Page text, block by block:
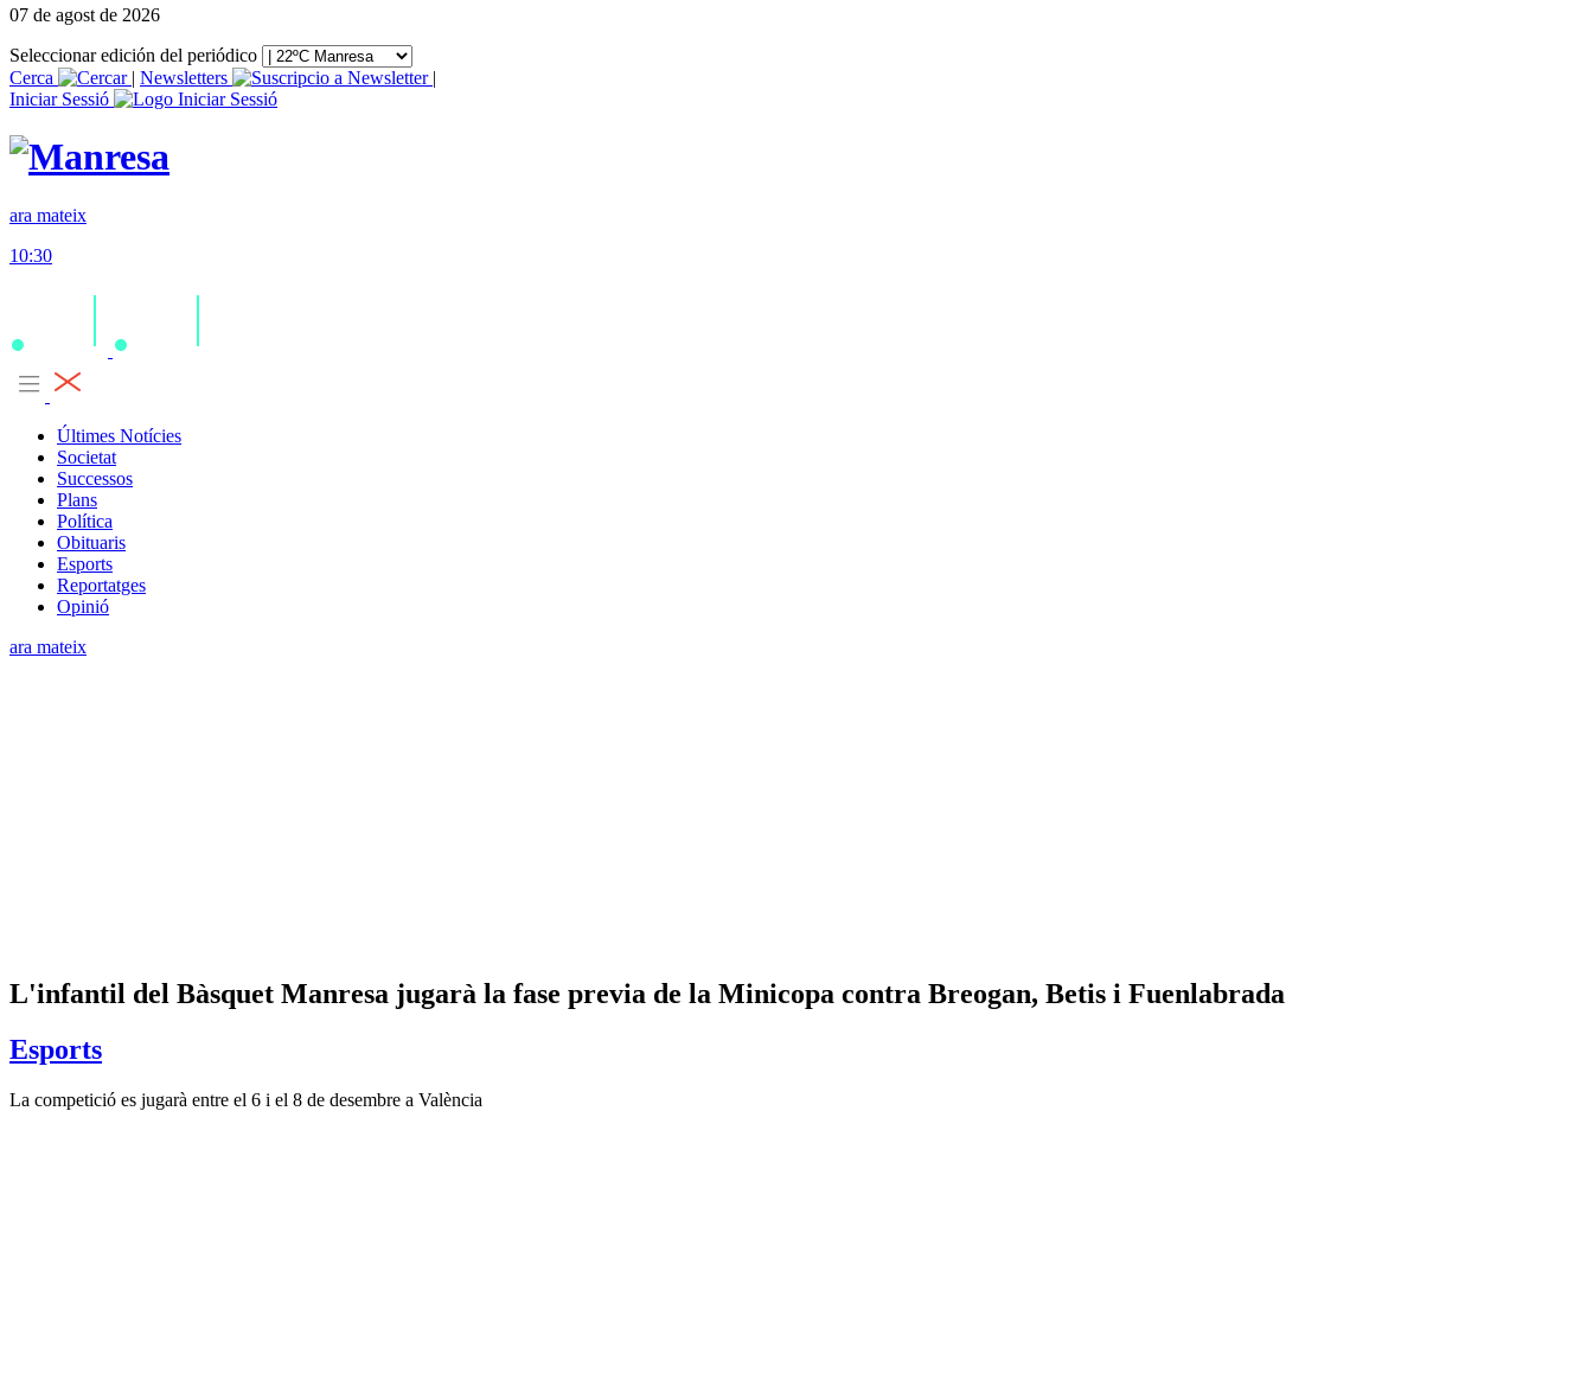
07 de agost de 2026
Seleccionar edición del periódico
Cerca
| Newsletters
|
Iniciar Sessió
ara mateix
10:30
Últimes Notícies
Societat
Successos
Plans
Política
Obituaris
Esports
Reportatges
Opinió
ara mateix
L'infantil del Bàsquet Manresa jugarà la fase previa de la Minicopa contra Breogan, Betis i Fuenlabrada
Esports
La competició es jugarà entre el 6 i el 8 de desembre a València